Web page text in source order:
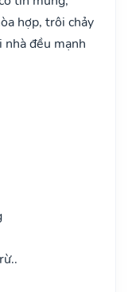
hợp, trôi chảy
nhà đều mạnh